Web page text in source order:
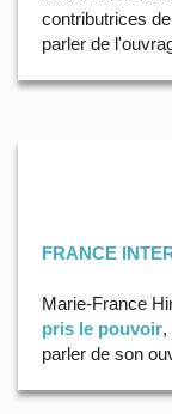
contributrices de
parler de
FRANCE
Marie-France
pris le pouvoir,
parler de son